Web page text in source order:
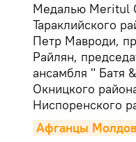
Медалью Meritul
Тараклийского
Петр Мавроди,
Райлян,
ансамбля " Батя
Окницкого
Ниспоренского
Афганцы